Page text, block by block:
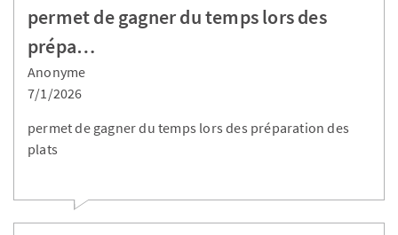
permet de gagner du temps lors des
prépa…
Anonyme
7/1/2026
permet de gagner du temps lors des préparation des
plats